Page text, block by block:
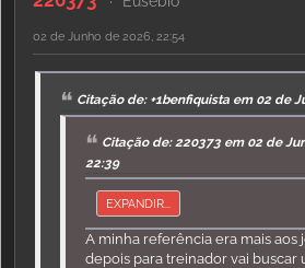
02 de Junho de 2026, 22:54
Citação de: +1benfiquista em 02 de
Citação de: 220373 em 02 de
22:39
EXPANDIR...
A minha referência era mais aos
depois para treinador vai buscar